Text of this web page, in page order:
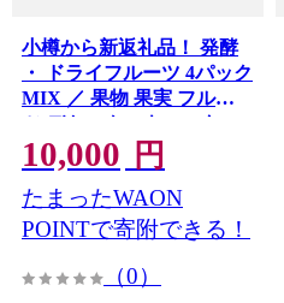
小樽から新返礼品！ 発酵
・ ドライフルーツ 4パック
MIX ／ 果物 果実 フルー
ツ デトックスウォーター
北海道 小樽市 冷蔵
10,000 円
たまったWAON
POINTで寄附できる！
（0）